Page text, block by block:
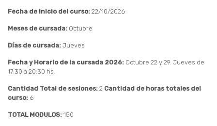
Fecha de inicio del curso: 22/10/2026
Meses de cursada: Octubre
Días de cursada: Jueves
Fecha y Horario de la cursada 2026: Octubre 22 y 29. Jueves de
17:30 a 20:30 hs.
Cantidad Total de sesiones: 2 Cantidad de horas totales del
curso: 6
TOTAL MODULOS: 150